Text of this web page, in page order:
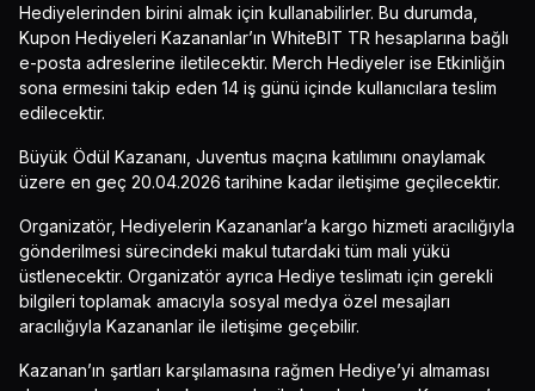
Hediyelerinden birini almak için kullanabilirler. Bu durumda,
Kupon Hediyeleri Kazananlar’ın WhiteBIT TR hesaplarına bağlı
e-posta adreslerine iletilecektir. Merch Hediyeler ise Etkinliğin
sona ermesini takip eden 14 iş günü içinde kullanıcılara teslim
edilecektir.
Büyük Ödül Kazananı, Juventus maçına katılımını onaylamak
üzere en geç 20.04.2026 tarihine kadar iletişime geçilecektir.
Organizatör, Hediyelerin Kazananlar’a kargo hizmeti aracılığıyla
gönderilmesi sürecindeki makul tutardaki tüm mali yükü
üstlenecektir. Organizatör ayrıca Hediye teslimatı için gerekli
bilgileri toplamak amacıyla sosyal medya özel mesajları
aracılığıyla Kazananlar ile iletişime geçebilir.
Kazanan’ın şartları karşılamasına rağmen Hediye’yi almaması